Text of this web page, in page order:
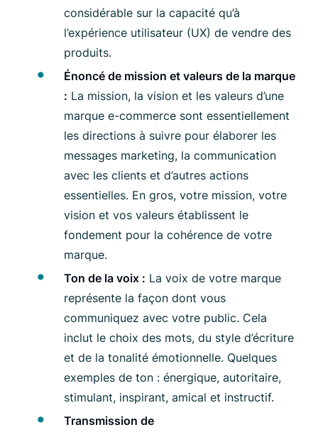
considérable sur la capacité qu’à
l’expérience utilisateur (UX) de vendre des
produits.
Énoncé de mission et valeurs de la marque
: La mission, la vision et les valeurs d’une
marque e-commerce sont essentiellement
les directions à suivre pour élaborer les
messages marketing, la communication
avec les clients et d’autres actions
essentielles. En gros, votre mission, votre
vision et vos valeurs établissent le
fondement pour la cohérence de votre
marque.
Ton de la voix : La voix de votre marque
représente la façon dont vous
communiquez avec votre public. Cela
inclut le choix des mots, du style d’écriture
et de la tonalité émotionnelle. Quelques
exemples de ton : énergique, autoritaire,
stimulant, inspirant, amical et instructif.
Transmission de